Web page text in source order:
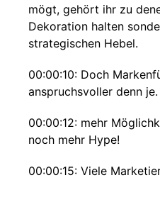
mögt, gehört ihr zu
Dekoration halten
strategischen Hebel.
00:00:10: Doch
anspruchsvoller denn je.
00:00:12: mehr
noch mehr Hype!
00:00:15: Viele